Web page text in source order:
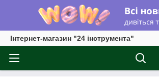
Інтернет-магазин "24 інструмента"